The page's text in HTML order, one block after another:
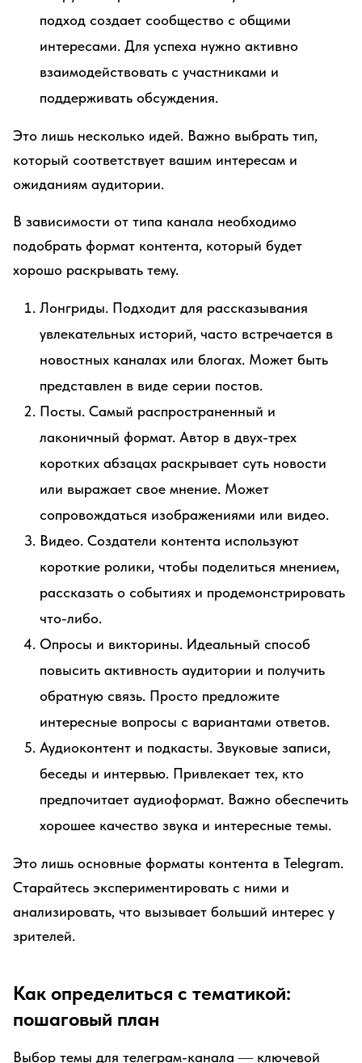
подход создает сообщество с общими
интересами. Для успеха нужно активно
взаимодействовать с участниками и
поддерживать обсуждения.
Это лишь несколько идей. Важно выбрать тип,
который соответствует вашим интересам и
ожиданиям аудитории.
В зависимости от типа канала необходимо
подобрать формат контента, который будет
хорошо раскрывать тему.
Лонгриды. Подходит для рассказывания
увлекательных историй, часто встречается в
новостных каналах или блогах. Может быть
представлен в виде серии постов.
Посты. Самый распространенный и
лаконичный формат. Автор в двух-трех
коротких абзацах раскрывает суть новости
или выражает свое мнение. Может
сопровождаться изображениями или видео.
Видео. Создатели контента используют
короткие ролики, чтобы поделиться мнением,
рассказать о событиях и продемонстрировать
что-либо.
Опросы и викторины. Идеальный способ
повысить активность аудитории и получить
обратную связь. Просто предложите
интересные вопросы с вариантами ответов.
Аудиоконтент и подкасты. Звуковые записи,
беседы и интервью. Привлекает тех, кто
предпочитает аудиоформат. Важно обеспечить
хорошее качество звука и интересные темы.
Это лишь основные форматы контента в Telegram.
Старайтесь экспериментировать с ними и
анализировать, что вызывает больший интерес у
зрителей.
Как определиться с тематикой:
пошаговый план
Выбор темы для телеграм-канала ― ключевой